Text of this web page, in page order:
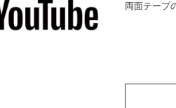
両面テープ